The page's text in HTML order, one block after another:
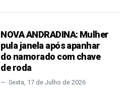
NOVA ANDRADINA: Mulher
pula janela após apanhar
do namorado com chave
de roda
Sexta, 17 de Julho de 2026